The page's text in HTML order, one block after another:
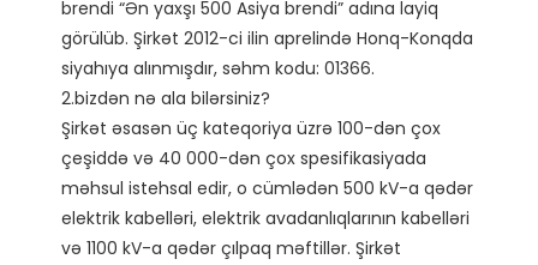
brendi “Ən yaxşı 500 Asiya brendi” adına layiq
görülüb. Şirkət 2012-ci ilin aprelində Honq-Konqda
siyahıya alınmışdır, səhm kodu: 01366.
2.bizdən nə ala bilərsiniz?
Şirkət əsasən üç kateqoriya üzrə 100-dən çox
çeşiddə və 40 000-dən çox spesifikasiyada
məhsul istehsal edir, o cümlədən 500 kV-a qədər
elektrik kabelləri, elektrik avadanlıqlarının kabelləri
və 1100 kV-a qədər çılpaq məftillər. Şirkət